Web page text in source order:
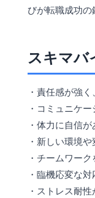
びが転職成功の
スキマバ
・責任感が強
・コミュニケ
・体力に自信
・新しい環境
・チームワー
・臨機応変な
・ストレス耐